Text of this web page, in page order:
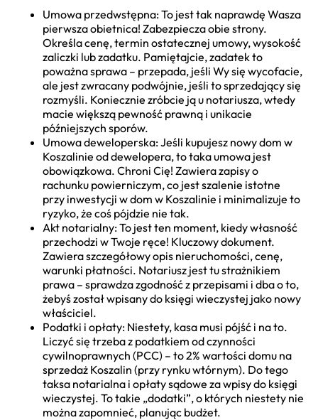
Umowa przedwstępna: To jest tak naprawdę Wasza
pierwsza obietnica! Zabezpiecza obie strony.
Określa cenę, termin ostatecznej umowy, wysokość
zaliczki lub zadatku. Pamiętajcie, zadatek to
poważna sprawa – przepada, jeśli Wy się wycofacie,
ale jest zwracany podwójnie, jeśli to sprzedający się
rozmyśli. Koniecznie zróbcie ją u notariusza, wtedy
macie większą pewność prawną i unikacie
późniejszych sporów.
Umowa deweloperska: Jeśli kupujesz nowy dom w
Koszalinie od dewelopera, to taka umowa jest
obowiązkowa. Chroni Cię! Zawiera zapisy o
rachunku powierniczym, co jest szalenie istotne
przy inwestycji w dom w Koszalinie i minimalizuje to
ryzyko, że coś pójdzie nie tak.
Akt notarialny: To jest ten moment, kiedy własność
przechodzi w Twoje ręce! Kluczowy dokument.
Zawiera szczegółowy opis nieruchomości, cenę,
warunki płatności. Notariusz jest tu strażnikiem
prawa – sprawdza zgodność z przepisami i dba o to,
żebyś został wpisany do księgi wieczystej jako nowy
właściciel.
Podatki i opłaty: Niestety, kasa musi pójść i na to.
Liczyć się trzeba z podatkiem od czynności
cywilnoprawnych (PCC) – to 2% wartości domu na
sprzedaż Koszalin (przy rynku wtórnym). Do tego
taksa notarialna i opłaty sądowe za wpisy do księgi
wieczystej. To takie „dodatki”, o których niestety nie
można zapomnieć, planując budżet.